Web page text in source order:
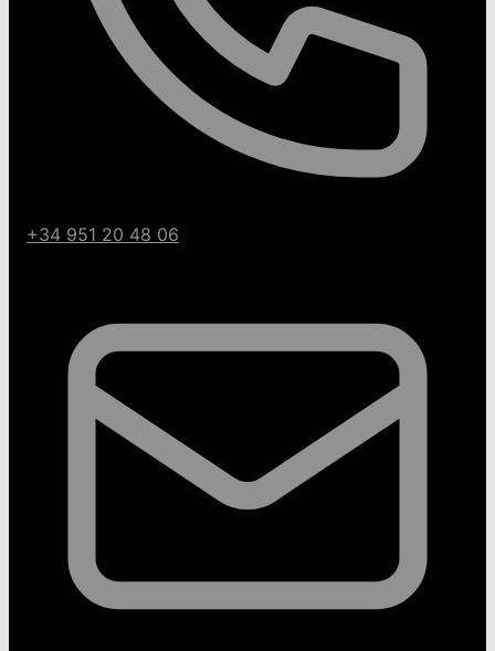
+34 951 20 48 06